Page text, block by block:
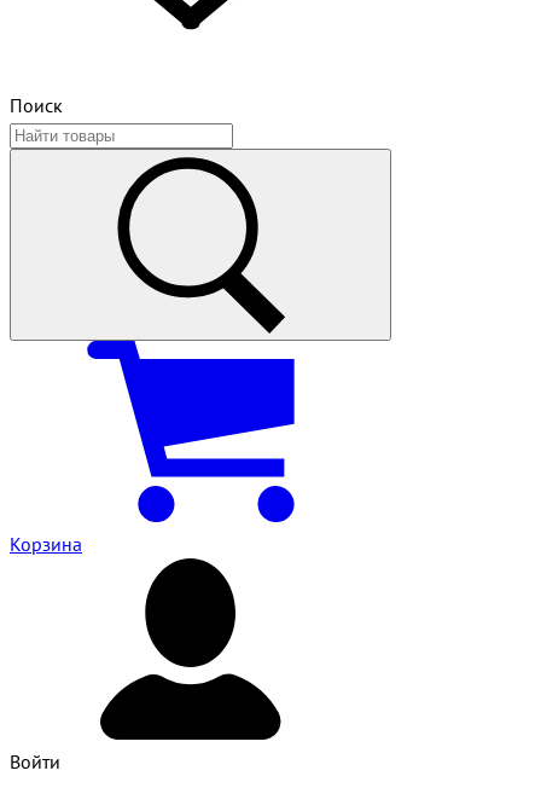
Поиск
Корзина
Войти